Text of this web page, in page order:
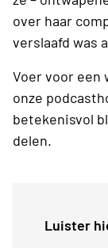
over haar
verslaafd was
Voer voor een
onze
betekenisvol
delen.
Luister